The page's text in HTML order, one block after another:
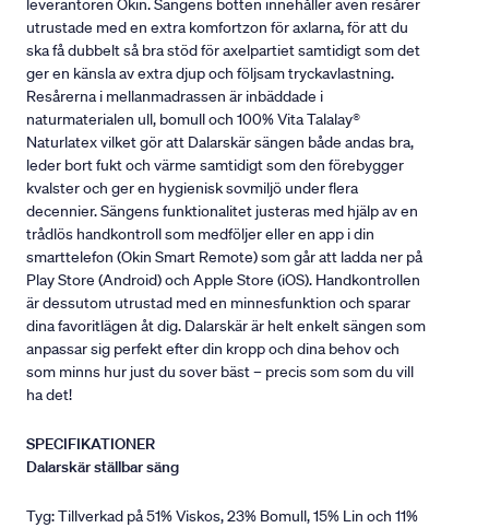
leverantören Okin. Sängens botten innehåller även resårer
utrustade med en extra komfortzon för axlarna, för att du
ska få dubbelt så bra stöd för axelpartiet samtidigt som det
ger en känsla av extra djup och följsam tryckavlastning.
Resårerna i mellanmadrassen är inbäddade i
naturmaterialen ull, bomull och 100% Vita Talalay®
Naturlatex vilket gör att Dalarskär sängen både andas bra,
leder bort fukt och värme samtidigt som den förebygger
kvalster och ger en hygienisk sovmiljö under flera
decennier. Sängens funktionalitet justeras med hjälp av en
trådlös handkontroll som medföljer eller en app i din
smarttelefon (Okin Smart Remote) som går att ladda ner på
Play Store (Android) och Apple Store (iOS). Handkontrollen
är dessutom utrustad med en minnesfunktion och sparar
dina favoritlägen åt dig. Dalarskär är helt enkelt sängen som
anpassar sig perfekt efter din kropp och dina behov och
som minns hur just du sover bäst – precis som som du vill
ha det!
SPECIFIKATIONER
Dalarskär ställbar säng
Tyg: Tillverkad på 51% Viskos, 23% Bomull, 15% Lin och 11%